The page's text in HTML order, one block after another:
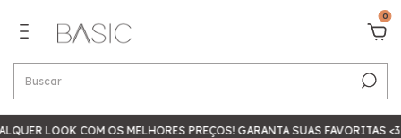
0
LOOK COM OS MELHORES PREÇOS! GARANTA SUAS FAVORITAS <3